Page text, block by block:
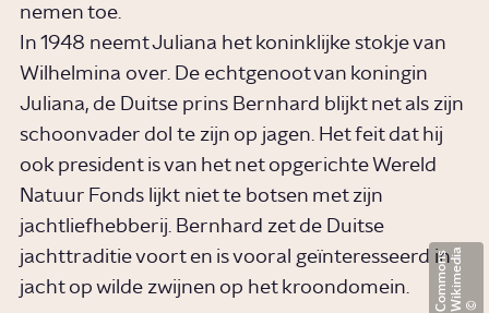
nemen toe.
In 1948 neemt Juliana het koninklijke stokje van
Wilhelmina over. De echtgenoot van koningin
Juliana, de Duitse prins Bernhard blijkt net als zijn
schoonvader dol te zijn op jagen. Het feit dat hij
ook president is van het net opgerichte Wereld
Natuur Fonds lijkt niet te botsen met zijn
jachtliefhebberij. Bernhard zet de Duitse
jachttraditie voort en is vooral geïnteresseerd in
jacht op wilde zwijnen op het kroondomein.
W
i
k
i
m
e
d
i
a
C
o
m
m
o
n
s